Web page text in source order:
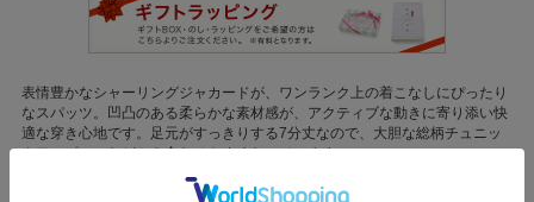
表情豊かなシャーリングジャカードが、ワンランク上の着こなしにぴったり
なスパッツ。凹凸のある柔らかな素材感が、アクティブな動きに寄り添い快
適な穿き心地です。足元がすっきりする7分丈なので、大胆な総柄チュニッ
クワンピースなどとも合わせやすくなっています。